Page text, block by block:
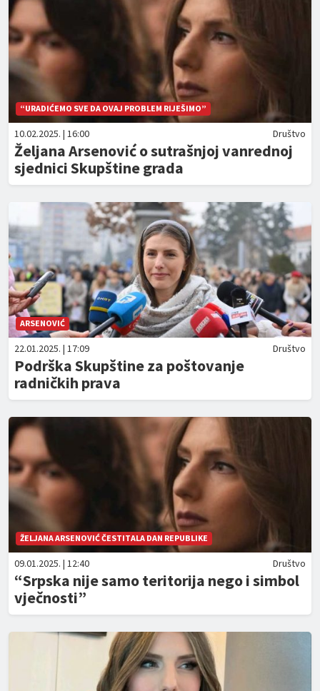
“URADIĆEMO SVE DA OVAJ PROBLEM RIJEŠIMO”
10.02.2025. | 16:00 Društvo
Željana Arsenović o sutrašnjoj vanrednoj
sjednici Skupštine grada
ARSENOVIĆ
22.01.2025. | 17:09 Društvo
Podrška Skupštine za poštovanje
radničkih prava
ŽELJANA ARSENOVIĆ ČESTITALA DAN REPUBLIKE
09.01.2025. | 12:40 Društvo
“Srpska nije samo teritorija nego i simbol
vječnosti”